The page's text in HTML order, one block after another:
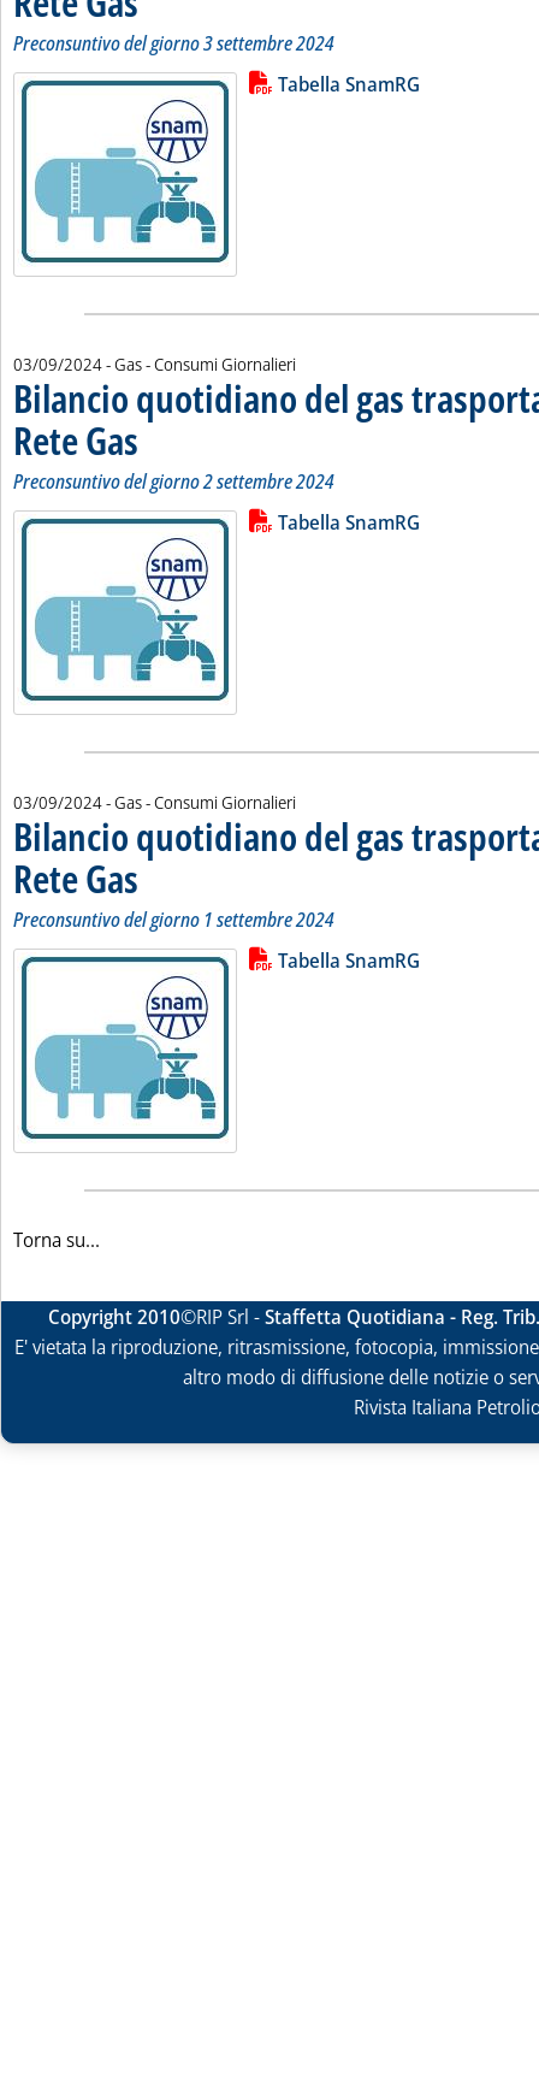
Preconsuntivo del giorno 3 settembre 2024
Leggi tutta la notizia: 'Bilancio
Lista allegati PDF alla notiziaTabella SnamRG
03/09/2024- Gas - Consumi Giornalieri
Bilancio quotidiano del gas
Rete Gas . Sottotitolo: Preconsuntivo del giorno 2 settembre 2024
. Pubblicata martedì 03 settembre 2024 alle 12.43.
Preconsuntivo del giorno 2 settembre 2024
Leggi tutta la notizia: 'Bilancio
Lista allegati PDF alla notiziaTabella SnamRG
03/09/2024- Gas - Consumi Giornalieri
Bilancio quotidiano del gas
Rete Gas . Sottotitolo: Preconsuntivo del giorno 1 settembre 2024
. Pubblicata martedì 03 settembre 2024 alle 8.49.
Preconsuntivo del giorno 1 settembre 2024
Leggi tutta la notizia: 'Bilancio
Lista allegati PDF alla notiziaTabella SnamRG
Torna su...
Copyright 2010©RIP Srl -Staffetta Quotidiana - Reg.
E' vietata la riproduzione, ritrasmissione, fotocopia,
altro modo di diffusione delle notizie o
Rivista Italiana